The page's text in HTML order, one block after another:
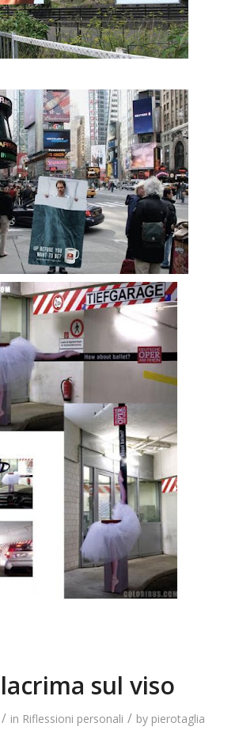
sul viso
/ in Riflessioni personali / by pierotaglia